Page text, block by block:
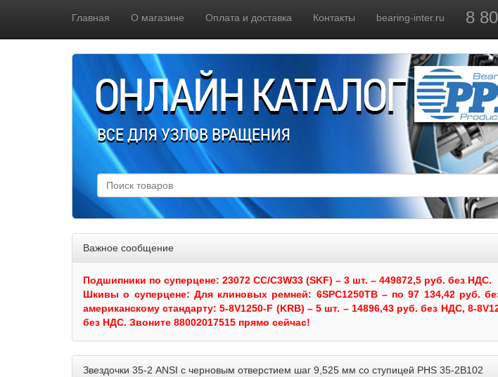
Главная О магазине Оплата и доставка Контакты bearing-inter.ru 8
ОНЛАЙН КАТАЛОГ
ВСЕ ДЛЯ УЗЛОВ ВРАЩЕНИЯ
Важное сообщение
Подшипники по суперцене: 23072 CC/C3W33 (SKF) – 3 шт. – 449872,5 руб. без НДС.
Шкивыо суперцене: Для клиновых ремней: 6SPC1250TB – по 97 134,42 руб.
американскому стандарту: 5-8V1250-F (KRB) – 5 шт. – 14896,43 руб. без НДС, 8-
без НДС. Звоните 88002017515 прямо сейчас!
Звездочки 35-2 ANSI с черновым отверстием шаг 9,525 мм со ступицей PHS 35-2B102